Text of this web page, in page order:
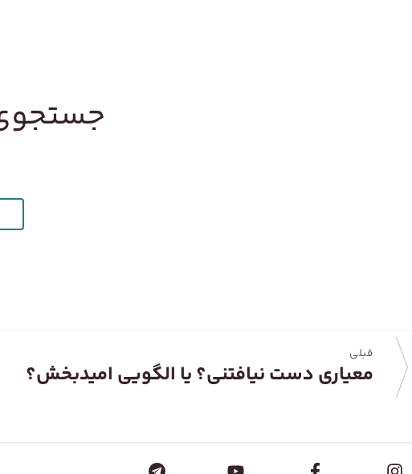
قبلی
معیاری دست نیافتنی؟ یا الگویی امیدبخش؟